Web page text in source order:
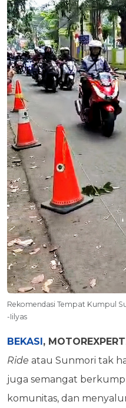
Rekomendasi Tempat Kumpul
-Iilyas
BEKASI,
Ride atau Sunmori tak
juga semangat
komunitas, dan